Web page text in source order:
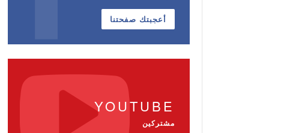
أعجبتك صفحتنا
YOUTUBE
مشتركين